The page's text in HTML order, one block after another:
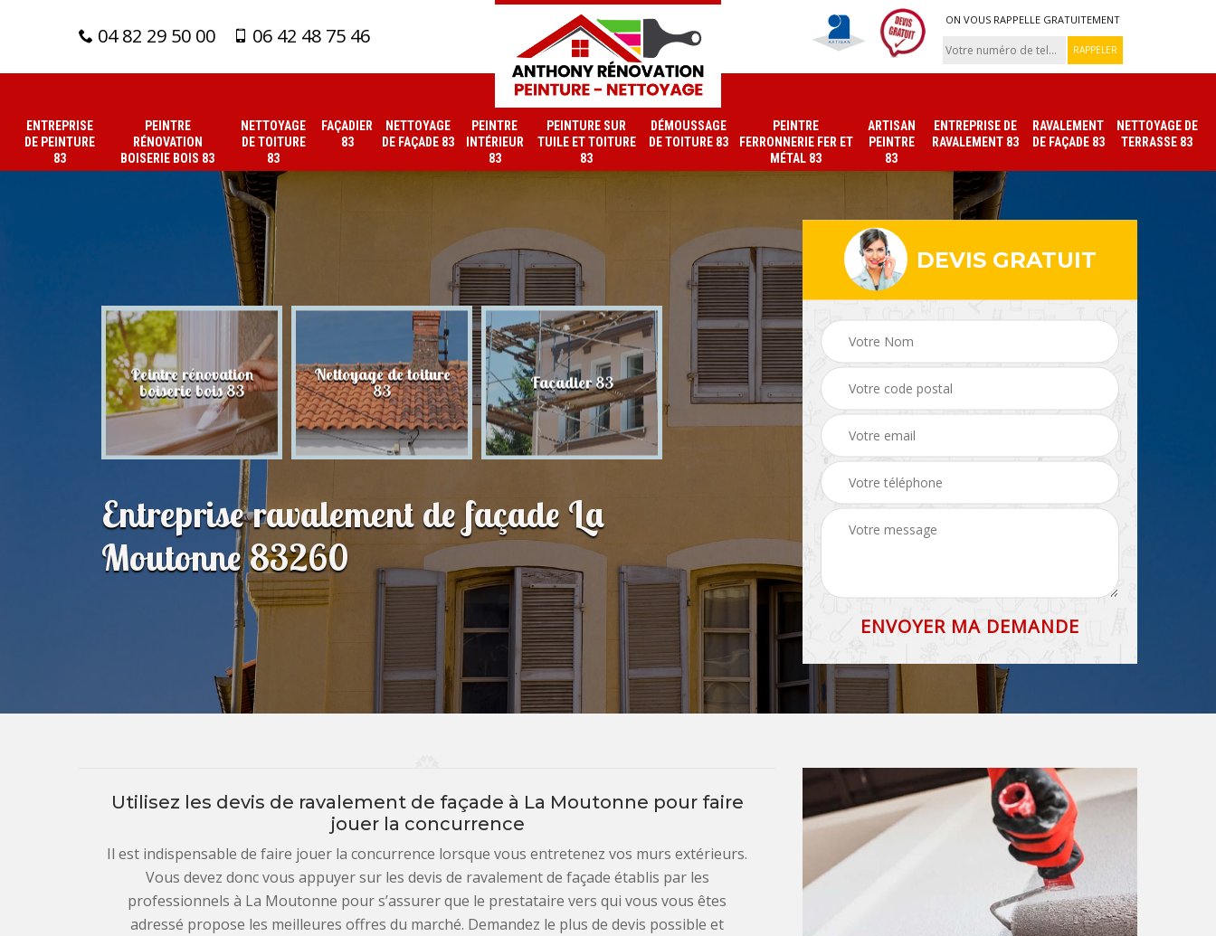
04 82 29 50 00 06 42 48 75 46
ON VOUS RAPPELLE GRATUITEMENT
ENTREPRISE
DE PEINTURE
83
PEINTRE
RÉNOVATION
BOISERIE BOIS 83
NETTOYAGE
DE TOITURE
83
FAÇADIER
83
NETTOYAGE
DE FAÇADE 83
PEINTRE
INTÉRIEUR
83
PEINTURE SUR
TUILE ET TOITURE
83
DÉMOUSSAGE
DE TOITURE 83
PEINTRE
FERRONNERIE FER ET
MÉTAL 83
ARTISAN
PEINTRE
83
ENTREPRISE DE
RAVALEMENT 83
RAVALEMENT
DE FAÇADE 83
NETTOYAGE DE
TERRASSE 83
Peintre rénovation
boiserie bois 83
Nettoyage de toiture
83 Façadier 83 Nettoyage de façade
83 Peintre intérieur 83 Peinture sur tuile et
toiture 83
Entreprise ravalement de façade La
Moutonne 83260
DEVIS GRATUIT
Utilisez les devis de ravalement de façade à La Moutonne pour faire
jouer la concurrence
Il est indispensable de faire jouer la concurrence lorsque vous entretenez vos murs extérieurs.
Vous devez donc vous appuyer sur les devis de ravalement de façade établis par les
professionnels à La Moutonne pour s’assurer que le prestataire vers qui vous vous êtes
adressé propose les meilleures offres du marché. Demandez le plus de devis possible et